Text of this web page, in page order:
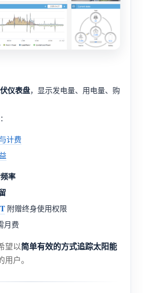
仪表盘，显示发电量、用电量、购
计费
率
附赠终身使用权限
月费
望以简单有效的方式追踪太阳能
户。